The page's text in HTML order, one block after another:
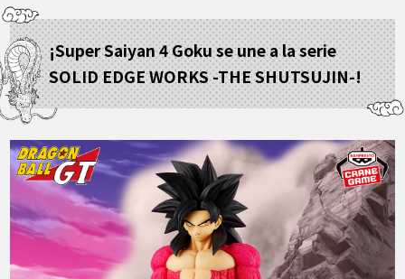
LANGUAGE
JP
EN FR DE ES
¡Super Saiyan 4 Goku se une a la serie
SOLID EDGE WORKS -THE SHUTSUJIN-!